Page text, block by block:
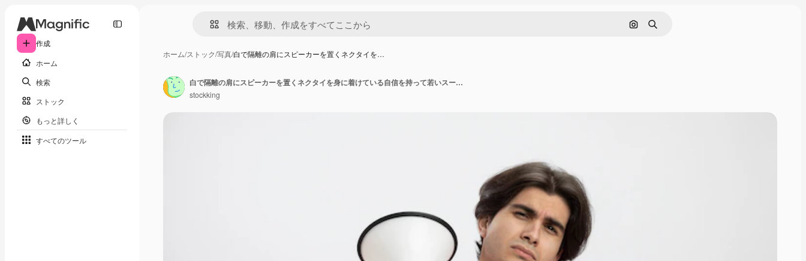
作成
ホーム
検索
ストック
もっと詳しく
すべてのツール
画像で検索
検索
ホーム/ストック/写真/白で隔離の肩にスピーカーを置くネクタイを…
白で隔離の肩にスピーカーを置くネクタイを身に着けている自信を持って若いスーパーヒーローの男
stockking